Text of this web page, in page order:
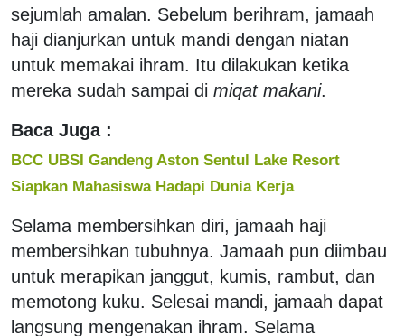
sejumlah amalan. Sebelum berihram, jamaah
haji dianjurkan untuk mandi dengan niatan
untuk memakai ihram. Itu dilakukan ketika
mereka sudah sampai di miqat makani.
Baca Juga :
BCC UBSI Gandeng Aston Sentul Lake Resort
Siapkan Mahasiswa Hadapi Dunia Kerja
Selama membersihkan diri, jamaah haji
membersihkan tubuhnya. Jamaah pun diimbau
untuk merapikan janggut, kumis, rambut, dan
memotong kuku. Selesai mandi, jamaah dapat
langsung mengenakan ihram. Selama